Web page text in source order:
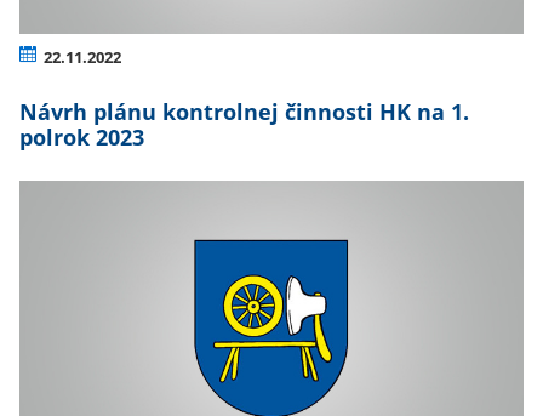
22.11.2022
Návrh plánu kontrolnej činnosti HK na 1.
polrok 2023